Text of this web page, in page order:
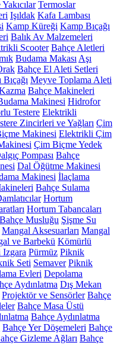
Termoslar
Işıldak Kafa Lambası
Kamp Küreği Kamp Bıçağı
Balık Av Malzemeleri
Scooter Bahçe Aletleri
Budama Makası Aşı
Bahçe El Aleti Setleri
Bıçağı Meyve Toplama Aleti
Bahçe Makineleri
Makinesi Hidrofor
Testere Elektrikli
Zincirleri ve Yağları Çim
Makinesi Elektrikli Çim
Çim Biçme Yedek
Pompası Bahçe
Dal Öğütme Makinesi
Makinesi İlaçlama
Bahçe Sulama
Hortum
Hortum Tabancaları
Bahçe Musluğu Şişme Su
Mangal Aksesuarları Mangal
ve Barbekü Kömürlü
Pürmüz Piknik
Seti Semaver Piknik
Evleri Depolama
Aydınlatma Dış Mekan
Projektör ve Sensörler Bahçe
Bahçe Masa Üstü
Bahçe Aydınlatma
Bahçe Yer Döşemeleri Bahçe
Gizleme Ağları Bahçe